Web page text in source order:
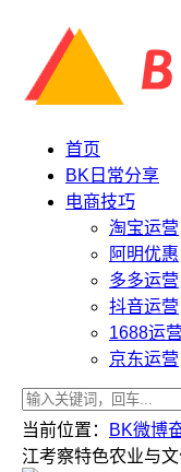
首页
BK日常分享
电商技巧
淘宝运营
阿明优惠
多多运营
抖音运营
1688运营
京东运营
当前位置： BK微博
江考察特色农业与